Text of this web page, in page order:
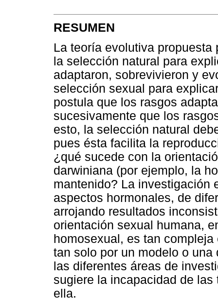
RESUMEN
La teoría evolutiva
la selección natural para
adaptaron, sobrevivieron y
selección sexual para
postula que los rasgos
sucesivamente que los
esto, la selección natural
pues ésta facilita la
¿qué sucede con la
darwiniana (por ejemplo, la
mantenido? La investigación
aspectos hormonales, de
arrojando resultados
orientación sexual humana,
homosexual, es tan
tan solo por un modelo o
las diferentes áreas de
sugiere la incapacidad de
ella.